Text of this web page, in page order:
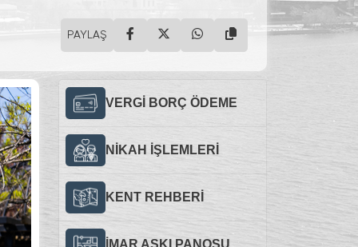
PAYLAŞ
VERGİ BORÇ ÖDEME
NİKAH İŞLEMLERİ
KENT REHBERİ
İMAR ASKI PANOSU